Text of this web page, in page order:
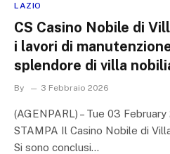
LAZIO
CS Casino Nobile di
i lavori di
splendore di villa
By 3 Febbraio 2026
(AGENPARL) – Tue 03
STAMPA Il Casino Nobile di
Si sono conclusi…